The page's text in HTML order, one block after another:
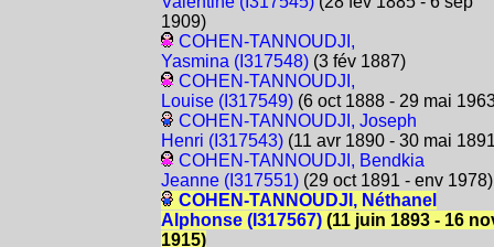
1909)
COHEN-TANNOUDJI,
Yasmina (I317548)(3 fév 1887)
COHEN-TANNOUDJI,
Louise (I317549)(6 oct 1888 - 29 mai
COHEN-TANNOUDJI, Joseph
Henri (I317543)(11 avr 1890 - 30 mai
COHEN-TANNOUDJI, Bendkia
Jeanne (I317551)(29 oct 1891 - env 1978)
COHEN-TANNOUDJI, Néthanel
Alphonse (I317567)(11 juin 1893 - 16
1915)